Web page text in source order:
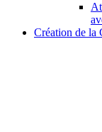
Création de la